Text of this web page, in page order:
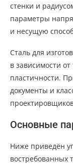
стенки и
параметры
и несущую
Сталь для
в зависимости
пластичности.
документы и
Основные
Ниже приведён
востребованных